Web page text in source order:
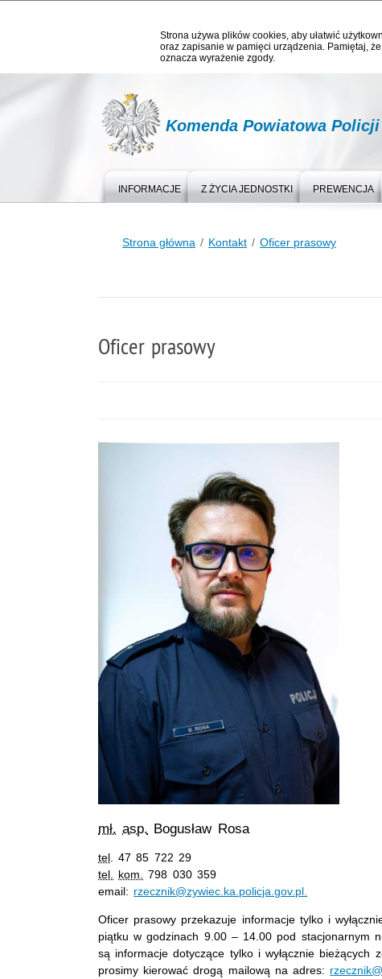
Strona używa plików cookies, aby ułatwić
oraz zapisanie w pamięci urządzenia. Pamiętaj,
oznacza wyrażenie zgody.
Komenda Powiatowa
INFORMACJE Z ŻYCIA JEDNOSTKI PREWENCJA
Strona główna Kontakt Oficer prasowy
Oficer prasowy
mł. asp. Bogusław Rosa
tel . 47 85 722 29
tel.
kom.
798 030 359
email: rzecznik@zywiec.ka.policja.gov.pl.
Oficer prasowy przekazuje informacje tylko i
piątku w godzinach 9.00 – 14.00 pod stacjonarnym
są informacje dotyczące tylko i wyłącznie bieżących
prosimy kierować drogą mailową na adres: